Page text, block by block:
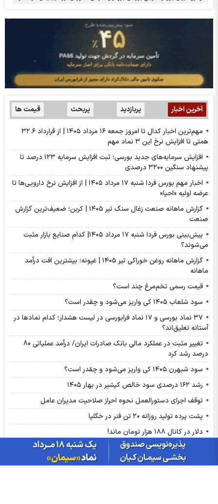
آخرین اخبار پربازدید پربحث قیمت ها
مهم‌ترین اخبار کدال تا امروز جمعه ۱۶ مرداد ۱۴۰۵ | از قرارداد ۳۲.۶
همتی تا افزایش نرخ این ۳ نماد مهم
افزایش سرمایه‌های جدید بورسی؛ ثبت افزایش سرمایه ۱۲۳ درصد تا
پیشنهاد‌ سنگین ۳۲۰۰ درصدی
اخبار مهم بورس فردا شنبه ۱۷ مرداد ۱۴۰۵ | از افزایش نرخ دارویی‌ها تا
عرضه اولیه «احیا»
گزارش ماهانه صنعت زغال سنگ تیر ۱۴۰۵ | کربن؛ ضعیف‌ترین گزارش
صنعت
پیش‌بینی بورس فردا شنبه ۱۷ مرداد ۱۴۰۵| کدام صنایع بازار مثبت
می‌شوند؟
گزارش ماهانه روغن خوراکی تیر ۱۴۰۵ | غپونه؛ بیشترین افت درآمد
ماهانه
قیمت رسمی تخم‌مرغ چند است؟
سود شلعاب ۱۴۰۵ کی واریز می‌شود و چقدر است؟
۳۷ نماد بورسی و ۱۷ نماد فرابورسی در لیست هشدار؛ کدام نماد‌ها در
آستانه تعلیق‌اند؟
تغییر مثبت در عملکرد مالی بانک صادرات ایران/ درآمد عملیاتی 80
درصد رشد کرد
سود شبهرن ۱۴۰۵ کی واریز می‌شود و چقدر است؟
رشد ۱۶۲ درصدی سود خالص کپشیر در بهار ۱۴۰۵
توقف اجرای دستورالعمل نحوه احراز صلاحیت مدیران عامل
پشت پرده تولید روزانه ۲۰ تن فنر در خگلپا
دلار در کانال ۱۸۸ هزار تومان ماند!
آرامش شکننده در بازار انرژی/ افت قیمت نفت با گشایش‌های تازه در
تنگۀ هرمز